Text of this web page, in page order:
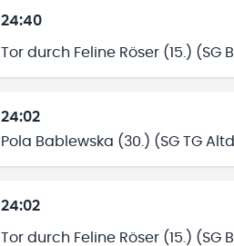
24:40
Tor durch Feline Röser (15.) (SG
24:02
Pola Bablewska (30.) (SG TG
24:02
Tor durch Feline Röser (15.) (SG